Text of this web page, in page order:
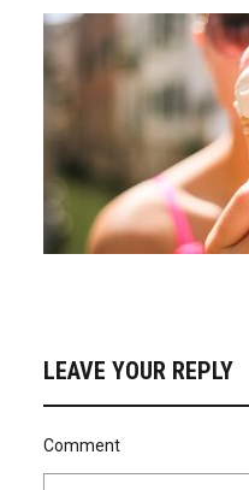
LEAVE YOUR REPLY
Comment